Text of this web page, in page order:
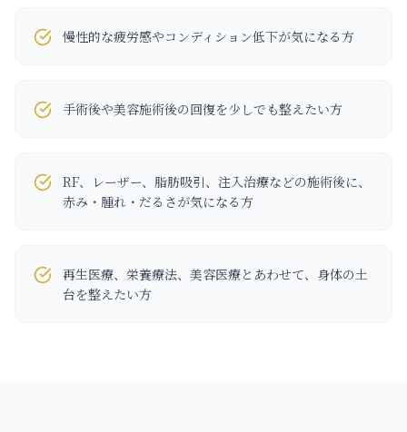
慢性的な疲労感やコンディション低下が気になる方
手術後や美容施術後の回復を少しでも整えたい方
RF、レーザー、脂肪吸引、注入治療などの施術後に、
赤み・腫れ・だるさが気になる方
再生医療、栄養療法、美容医療とあわせて、身体の土
台を整えたい方